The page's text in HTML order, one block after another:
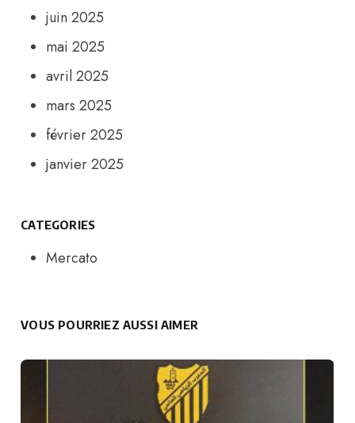
juin 2025
mai 2025
avril 2025
mars 2025
février 2025
janvier 2025
CATEGORIES
Mercato
VOUS POURRIEZ AUSSI AIMER